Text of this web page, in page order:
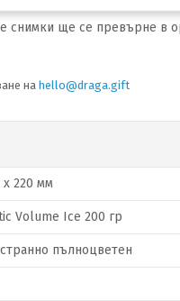
снимки ще се превърне в
на hello@draga.gift
х 220 мм
Volume Ice 200 гр
пълноцветен